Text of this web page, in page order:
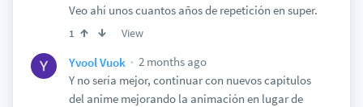
Veo ahí unos cuantos años de repetición en super.
1 View
Yvool Vuok
2 months ago
Y no sería mejor, continuar con nuevos capítulos
del anime mejorando la animación en lugar de